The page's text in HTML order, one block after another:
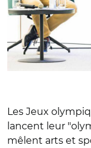
Les Jeux
lancent leur
mêlent arts et